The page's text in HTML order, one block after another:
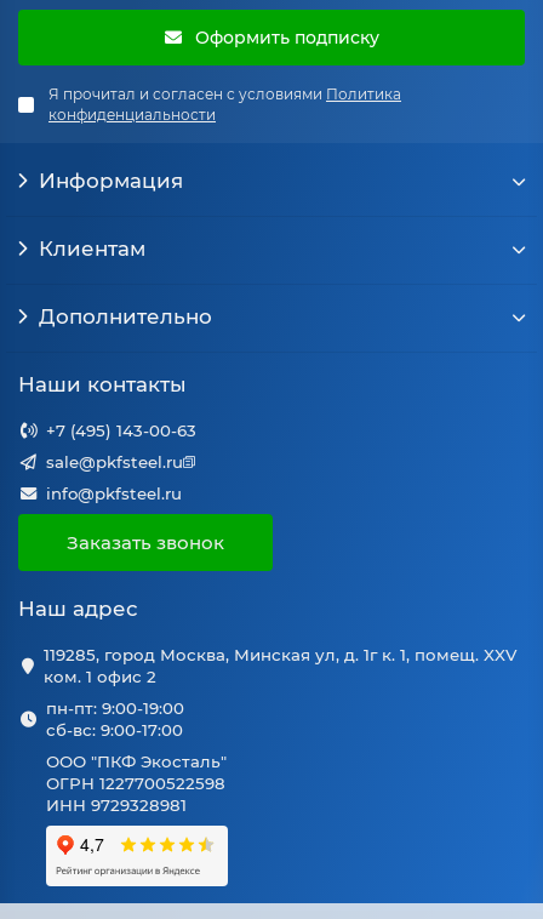
Оформить подписку
Я прочитал и согласен с условиями Политика
конфиденциальности
Информация
Клиентам
Дополнительно
Наши контакты
+7 (495) 143-00-63
sale@pkfsteel.ru
info@pkfsteel.ru
Заказать звонок
Наш адрес
119285, город Москва, Минская ул, д. 1г к. 1, помещ. XXV
ком. 1 офис 2
пн-пт: 9:00-19:00
сб-вс: 9:00-17:00
ООО "ПКФ Экосталь"
ОГРН 1227700522598
ИНН 9729328981